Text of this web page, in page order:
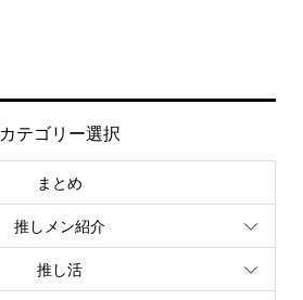
カテゴリー選択
まとめ
推しメン紹介
推し活